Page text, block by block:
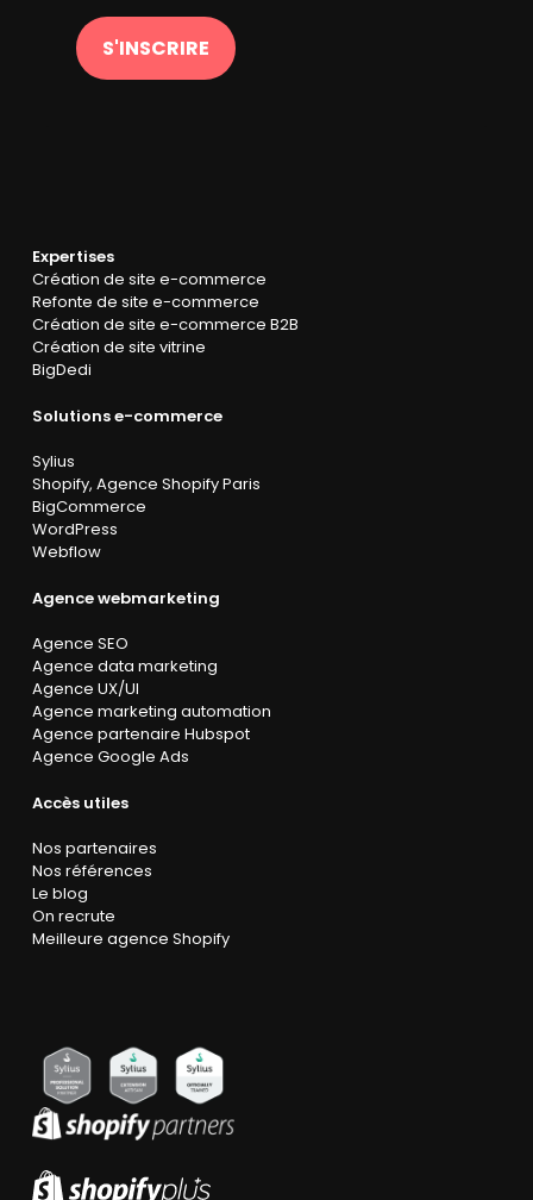
S'INSCRIRE
Expertises
Création de site e-commerce
Refonte de site e-commerce
Création de site e-commerce B2B
Création de site vitrine
BigDedi
Solutions e-commerce
Sylius
Shopify, Agence Shopify Paris
BigCommerce
WordPress
Webflow
Agence webmarketing
Agence SEO
Agence data marketing
Agence UX/UI
Agence marketing automation
Agence partenaire Hubspot
Agence Google Ads
Accès utiles
Nos partenaires
Nos références
Le blog
On recrute
Meilleure agence Shopify